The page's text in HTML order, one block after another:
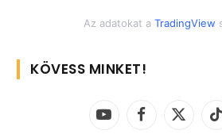
Az adatokat a TradingView
KÖVESS MINKET!
YouTubeFacebook
X